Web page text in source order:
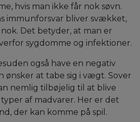
hvis man ikke får nok søvn.
immunforsvar bliver svækket,
nok. Det betyder, at man er
sygdomme og infektioner.
også have en negativ
ønsker at tabe sig i vægt. Sover
nemlig tilbøjelig til at blive
af madvarer. Her er det
der kan komme på spil.